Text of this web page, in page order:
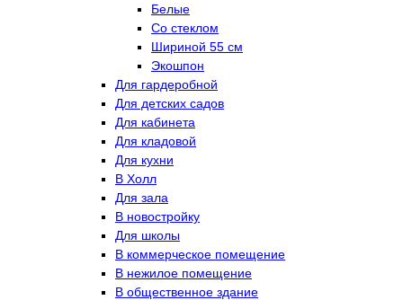
Белые
Со стеклом
Шириной 55 см
Экошпон
Для гардеробной
Для детских садов
Для кабинета
Для кладовой
Для кухни
В Холл
Для зала
В новостройку
Для школы
В коммерческое помещение
В нежилое помещение
В общественное здание